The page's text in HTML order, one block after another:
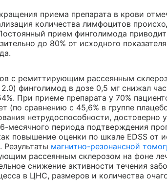
приема препарата в крови
количества лимфоцитов
прием финголимода
до 80% от исходного
с ремиттирующим рассеянным
финголимод в дозе 0,5 мг снижал
При приеме препарата у 70%
(по сравнению с 45,6% в группе
нетрудоспособности, достоверно
месячного периода подтверждения
повышение оценки по шкале EDSS от
Результаты магнитно-резонансной
рассеянным склерозом на фоне
снижение активности течения
в ЦНС, размеров и количества